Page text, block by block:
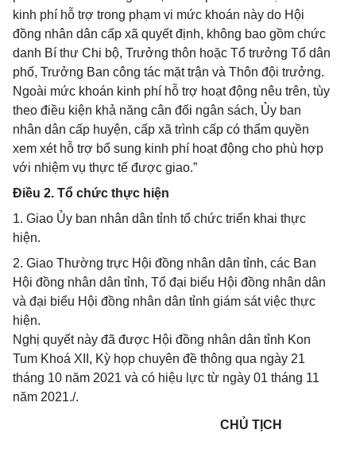
kinh phí hỗ trợ trong phạm vi mức khoán này do Hội
đồng nhân dân cấp xã quyết định, không bao gồm chức
danh Bí thư Chi bộ, Trưởng thôn hoặc Tổ trưởng Tổ dân
phố, Trưởng Ban công tác mặt trận và Thôn đội trưởng.
Ngoài mức khoán kinh phí hỗ trợ hoạt động nêu trên, tùy
theo điều kiện khả năng cân đối ngân sách, Ủy ban
nhân dân cấp huyện, cấp xã trình cấp có thẩm quyền
xem xét hỗ trợ bổ sung kinh phí hoạt động cho phù hợp
với nhiệm vụ thực tế được giao.”
Điều 2. Tổ chức thực hiện
1. Giao Ủy ban nhân dân tỉnh tổ chức triển khai thực
hiện.
2. Giao Thường trực Hội đồng nhân dân tỉnh, các Ban
Hội đồng nhân dân tỉnh, Tổ đại biểu Hội đồng nhân dân
và đại biểu Hội đồng nhân dân tỉnh giám sát việc thực
hiện.
Nghị quyết này đã được Hội đồng nhân dân tỉnh Kon
Tum Khoá XII, Kỳ họp chuyên đề thông qua ngày 21
tháng 10 năm 2021 và có hiệu lực từ ngày 01 tháng 11
năm 2021./.
CHỦ TỊCH